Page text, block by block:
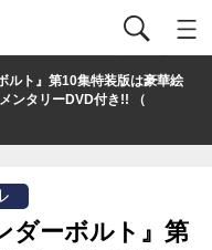
ト』第10集特装版は豪華絵
ンタリーDVD付き!! （
ダーボルト』第